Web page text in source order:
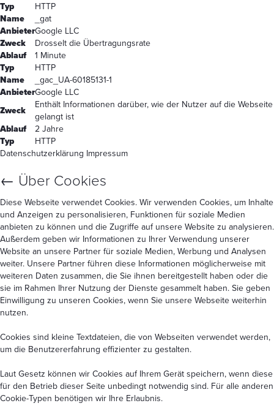
Typ
HTTP
Name
_gat
AnbieterGoogle LLC
Zweck
Drosselt die Übertragungsrate
Ablauf
1 Minute
Typ
HTTP
Name
_gac_UA-60185131-1
AnbieterGoogle LLC
Zweck
Enthält Informationen darüber, wie der Nutzer auf die Webseite
gelangt ist
Ablauf
2 Jahre
Typ
HTTP
Datenschutzerklärung Impressum
← Über Cookies
Diese Webseite verwendet Cookies. Wir verwenden Cookies, um Inhalte
und Anzeigen zu personalisieren, Funktionen für soziale Medien
anbieten zu können und die Zugriffe auf unsere Website zu analysieren.
Außerdem geben wir Informationen zu Ihrer Verwendung unserer
Website an unsere Partner für soziale Medien, Werbung und Analysen
weiter. Unsere Partner führen diese Informationen möglicherweise mit
weiteren Daten zusammen, die Sie ihnen bereitgestellt haben oder die
sie im Rahmen Ihrer Nutzung der Dienste gesammelt haben. Sie geben
Einwilligung zu unseren Cookies, wenn Sie unsere Webseite weiterhin
nutzen.
Cookies sind kleine Textdateien, die von Webseiten verwendet werden,
um die Benutzererfahrung effizienter zu gestalten.
Laut Gesetz können wir Cookies auf Ihrem Gerät speichern, wenn diese
für den Betrieb dieser Seite unbedingt notwendig sind. Für alle anderen
Cookie-Typen benötigen wir Ihre Erlaubnis.